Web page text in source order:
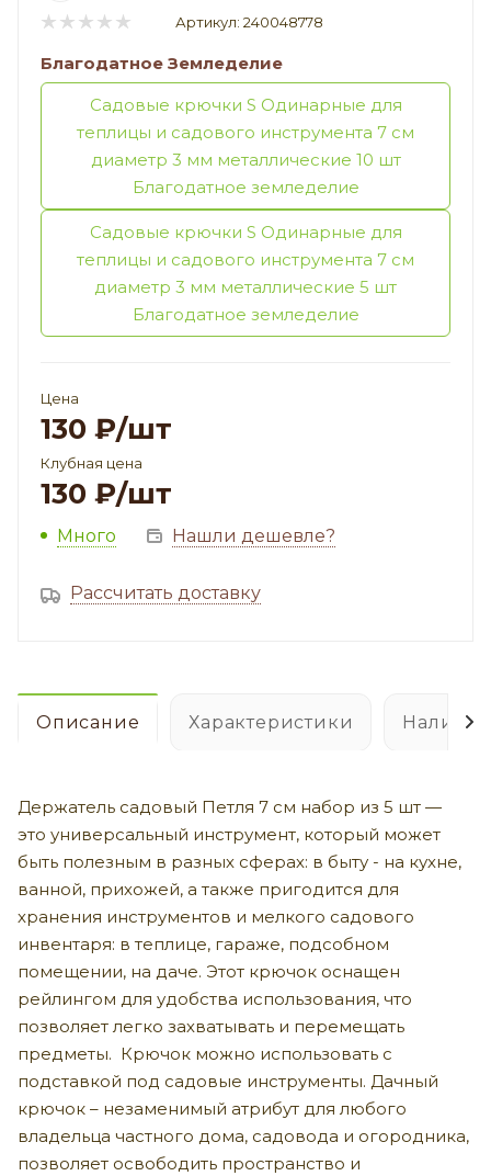
Артикул: 240048778
Благодатное Земледелие
Садовые крючки S Одинарные для
теплицы и садового инструмента 7 см
диаметр 3 мм металлические 10 шт
Благодатное земледелие
Садовые крючки S Одинарные для
теплицы и садового инструмента 7 см
диаметр 3 мм металлические 5 шт
Благодатное земледелие
Цена
130 ₽/шт
Клубная цена
130 ₽/шт
Много Нашли дешевле?
Рассчитать доставку
Описание Характеристики
Держатель садовый Петля 7 см набор из 5 шт —
это универсальный инструмент, который может
быть полезным в разных сферах: в быту - на кухне,
ванной, прихожей, а также пригодится для
хранения инструментов и мелкого садового
инвентаря: в теплице, гараже, подсобном
помещении, на даче. Этот крючок оснащен
рейлингом для удобства использования, что
позволяет легко захватывать и перемещать
предметы. Крючок можно использовать с
подставкой под садовые инструменты. Дачный
крючок – незаменимый атрибут для любого
владельца частного дома, садовода и огородника,
позволяет освободить пространство и